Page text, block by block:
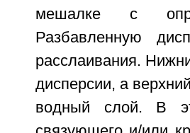
мешалке с
Разбавленную
расслаивания.
дисперсии, а
водный слой. В